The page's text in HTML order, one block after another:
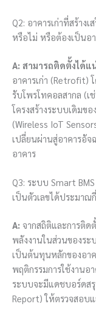
Q2: อาคารเก่าที่สร้าง
หรือไม่ หรือต้องเป็นอ
A: สามารถติดตั้งได้
อาคารเก่า (Retrofit)
รับโพรโทคอลสากล (เ
โครงสร้างระบบเดิมข
(Wireless IoT
เปลี่ยนผ่านสู่อาคารอัจ
อาคาร
Q3: ระบบ Smart
เป็นตัวเลขได้ประมาณ
A: จากสถิติและการติด
พลังงานในส่วนของระ
เป็นต้นทุนหลักของอาค
พฤติกรรมการใช้งานอ
ระบบจะมีแดชบอร์ดส
Report) ให้ตรวจสอบ